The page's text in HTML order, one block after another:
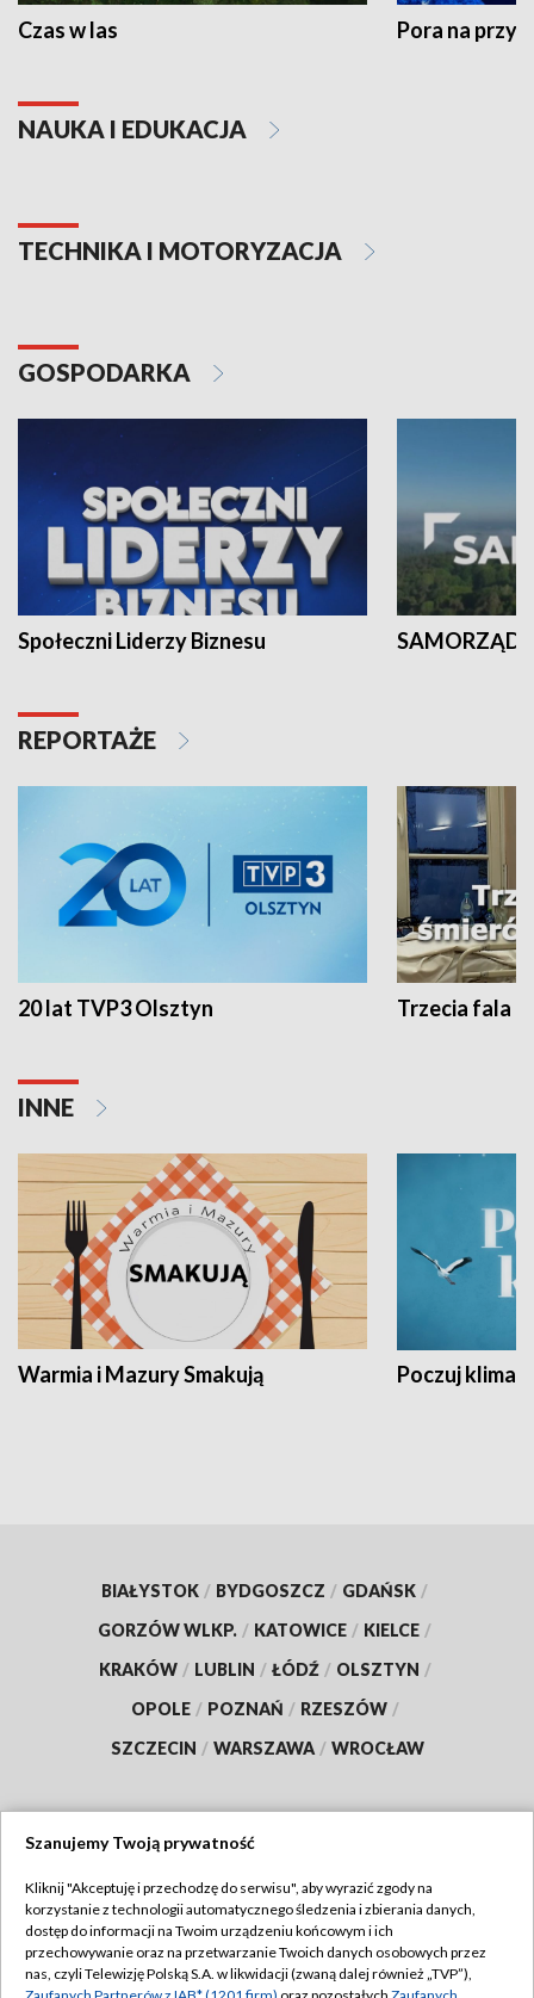
Czas w las Pora na
NAUKA I EDUKACJA
TECHNIKA I MOTORYZACJA
GOSPODARKA
Społeczni Liderzy Biznesu SAMORZĄD
REPORTAŻE
20 lat TVP3 Olsztyn Trzecia fala -
INNE
Warmia i Mazury Smakują Poczuj klimat
BIAŁYSTOK / BYDGOSZCZ / GDAŃSK /
GORZÓW WLKP. / KATOWICE / KIELCE /
KRAKÓW / LUBLIN / ŁÓDŹ / OLSZTYN /
OPOLE / POZNAŃ / RZESZÓW /
SZCZECIN / WARSZAWA / WROCŁAW
TVP
Abonament TVP
Emisja w TVP
Regulamin TVP
Szanujemy Twoją prywatność
Kliknij "Akceptuję i przechodzę do serwisu", aby wyrazić zgody na
korzystanie z technologii automatycznego śledzenia i zbierania danych,
dostęp do informacji na Twoim urządzeniu końcowym i ich
przechowywanie oraz na przetwarzanie Twoich danych osobowych przez
nas, czyli Telewizję Polską S.A. w likwidacji (zwaną dalej również „TVP”),